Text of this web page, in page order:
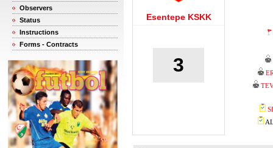
Observers
Status
Instructions
Forms - Contracts
Esentepe KSKK
3